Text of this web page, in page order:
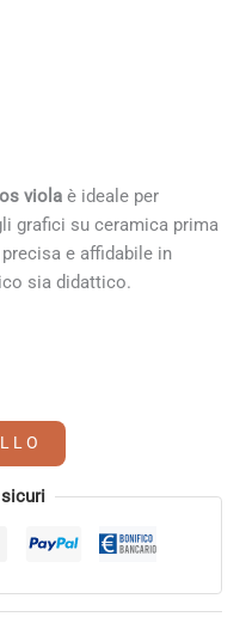
viola è ideale per
grafici su ceramica prima
e affidabile in
sia didattico.